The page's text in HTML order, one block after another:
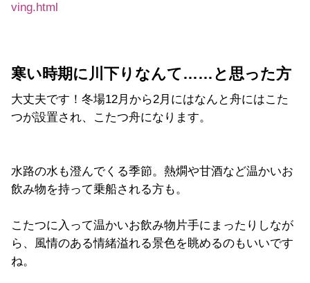
ving.html
寒い時期に川下りなんて……と思った方
大丈夫です！冬場12月から2月にはなんと舟にはこた
つが設置され、こたつ舟になります。
水路の水も澄んでくる季節。熱燗や甘酒など温かいお
飲み物を持って乗船される方も。
こたつに入って温かいお飲み物片手にまったりしなが
ら、風情のある情緒溢れる景色を眺めるのもいいです
ね。